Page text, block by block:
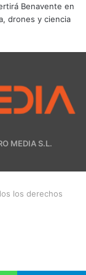
Benavente en
drones y ciencia
MEDIA S.L.
los derechos